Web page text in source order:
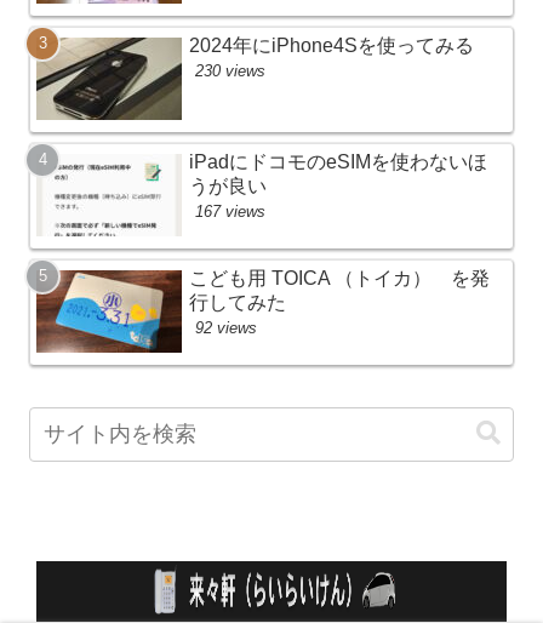
2024年にiPhone4Sを使ってみる
230 views
iPadにドコモのeSIMを使わないほ
うが良い
167 views
こども用 TOICA （トイカ） を発
行してみた
92 views